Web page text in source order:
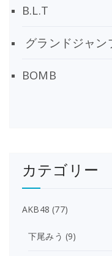
B.L.T
グランドジャン
BOMB
カテゴリー
AKB48 (77)
下尾みう (9)